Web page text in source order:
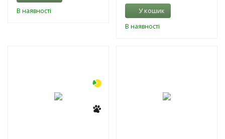
В наявності У кошик
В наявності